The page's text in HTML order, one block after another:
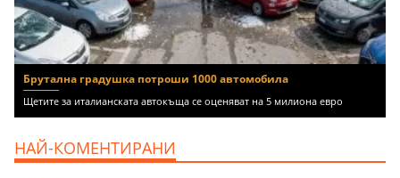
Брутална градушка потроши 1000 автомобила
Щетите за италианската автокъща се оценяват на 5 милиона евро
НАЙ-КОМЕНТИРАНИ